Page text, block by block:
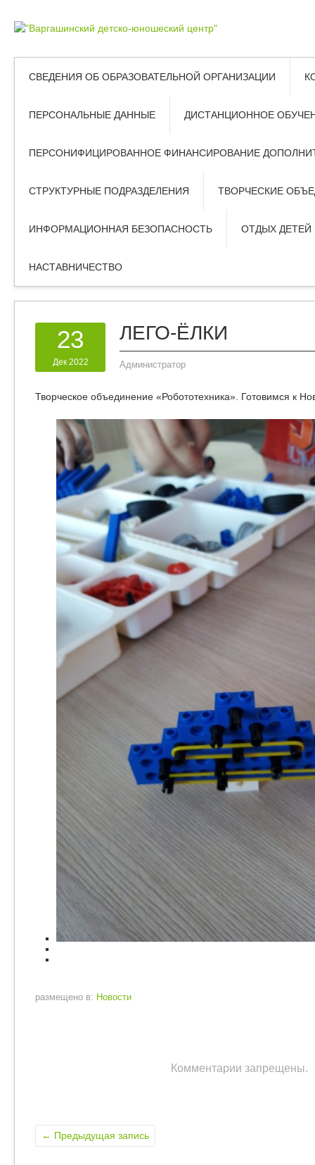
СВЕДЕНИЯ ОБ ОБРАЗОВАТЕЛЬНОЙ ОРГАНИЗАЦИИ
ПЕРСОНАЛЬНЫЕ ДАННЫЕ ДИСТАНЦИОННОЕ
ПЕРСОНИФИЦИРОВАННОЕ ФИНАНСИРОВАНИЕ
СТРУКТУРНЫЕ ПОДРАЗДЕЛЕНИЯ ТВОРЧЕСКИЕ
ИНФОРМАЦИОННАЯ БЕЗОПАСНОСТЬ ОТДЫХ ДЕТЕЙ
НАСТАВНИЧЕСТВО
23
Дек 2022
ЛЕГО-ЁЛКИ
Администратор
Творческое объединение «Робототехника». Готовимся к
размещено в: Новости
Комментарии запрещены.
← Предыдущая запись